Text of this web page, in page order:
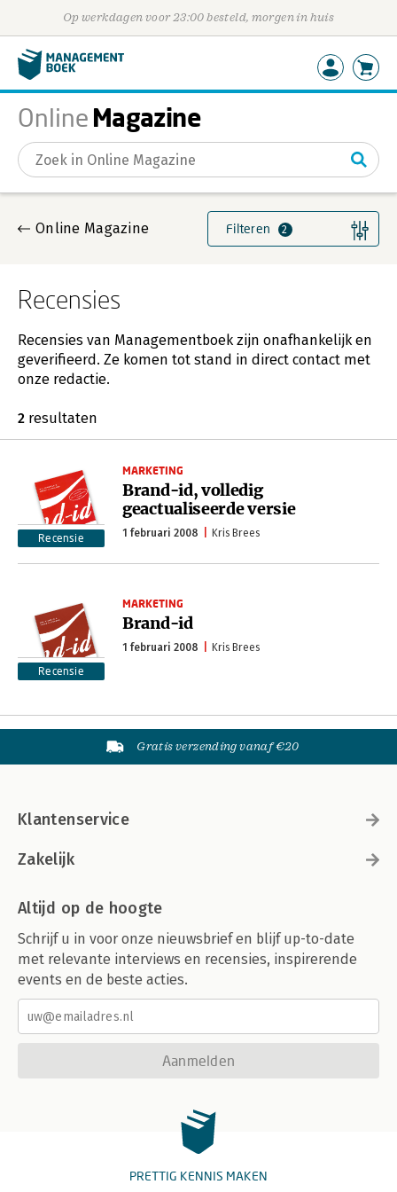
Op werkdagen voor 23:00 besteld, morgen in huis
Online Magazine
Gevonden artikelen
Online Magazine Filteren 2
Recensies
Recensies van Managementboek zijn onafhankelijk en
geverifieerd. Ze komen tot stand in direct contact met
onze redactie.
2 resultaten
Recensie
MARKETING
Brand-id, volledig
geactualiseerde versie
1 februari 2008 Kris Brees
Recensie
MARKETING
Brand-id
1 februari 2008 Kris Brees
Gratis verzending vanaf €20
Klantenservice
Zakelijk
Altijd op de hoogte
Schrijf u in voor onze nieuwsbrief en blijf up-to-date
met relevante interviews en recensies, inspirerende
events en de beste acties.
Aanmelden
PRETTIG KENNIS MAKEN